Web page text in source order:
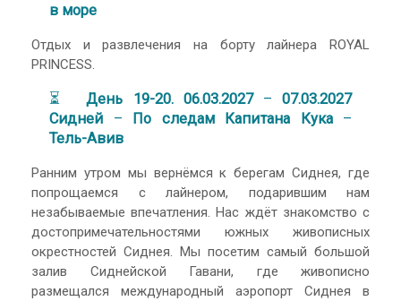
в море
Отдых и развлечения на борту лайнера ROYAL
PRINCESS.
⏳День 19-20. 06.03.2027 –07.03.2027
Сидней – По следам Капитана Кука –
Тель-Авив
Ранним утром мы вернёмся к берегам Сиднея, где
попрощаемся с лайнером, подарившим нам
незабываемые впечатления. Нас ждёт знакомство с
достопримечательностями южных живописных
окрестностей Сиднея. Мы посетим самый большой
залив Сиднейской Гавани, где живописно
размещался международный аэропорт Сиднея в